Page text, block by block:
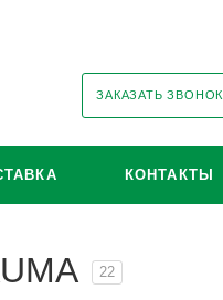
ЗАКАЗАТЬ ЗВОНОК
КОНТАКТЫ
22